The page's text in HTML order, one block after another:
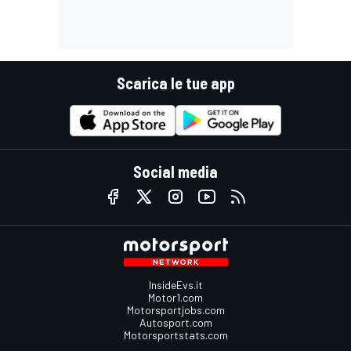
Scarica le tue app
Social media
InsideEvs.it
Motor1.com
Motorsportjobs.com
Autosport.com
Motorsportstats.com